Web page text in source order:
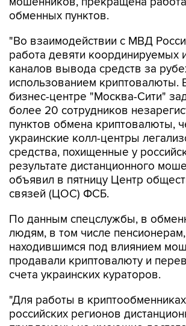
"Во взаимодействии с МВД
каналов вывода средств за
использованием криптовалюты.
бизнес-центре "Москва-Сити"
более 20 сотрудников
пунктов обмена криптовалюты,
украинские колл-центры
средства, похищенные у
результате дистанционного
объявил в пятницу Центр
связей (ЦОС) ФСБ.
По данным спецслужбы, в
находившимся под влиянием
продавали криптовалюту и
счета украинских кураторов.
"Для работы в криптообменниках
привлечены не имеющие
финансовой грамотности